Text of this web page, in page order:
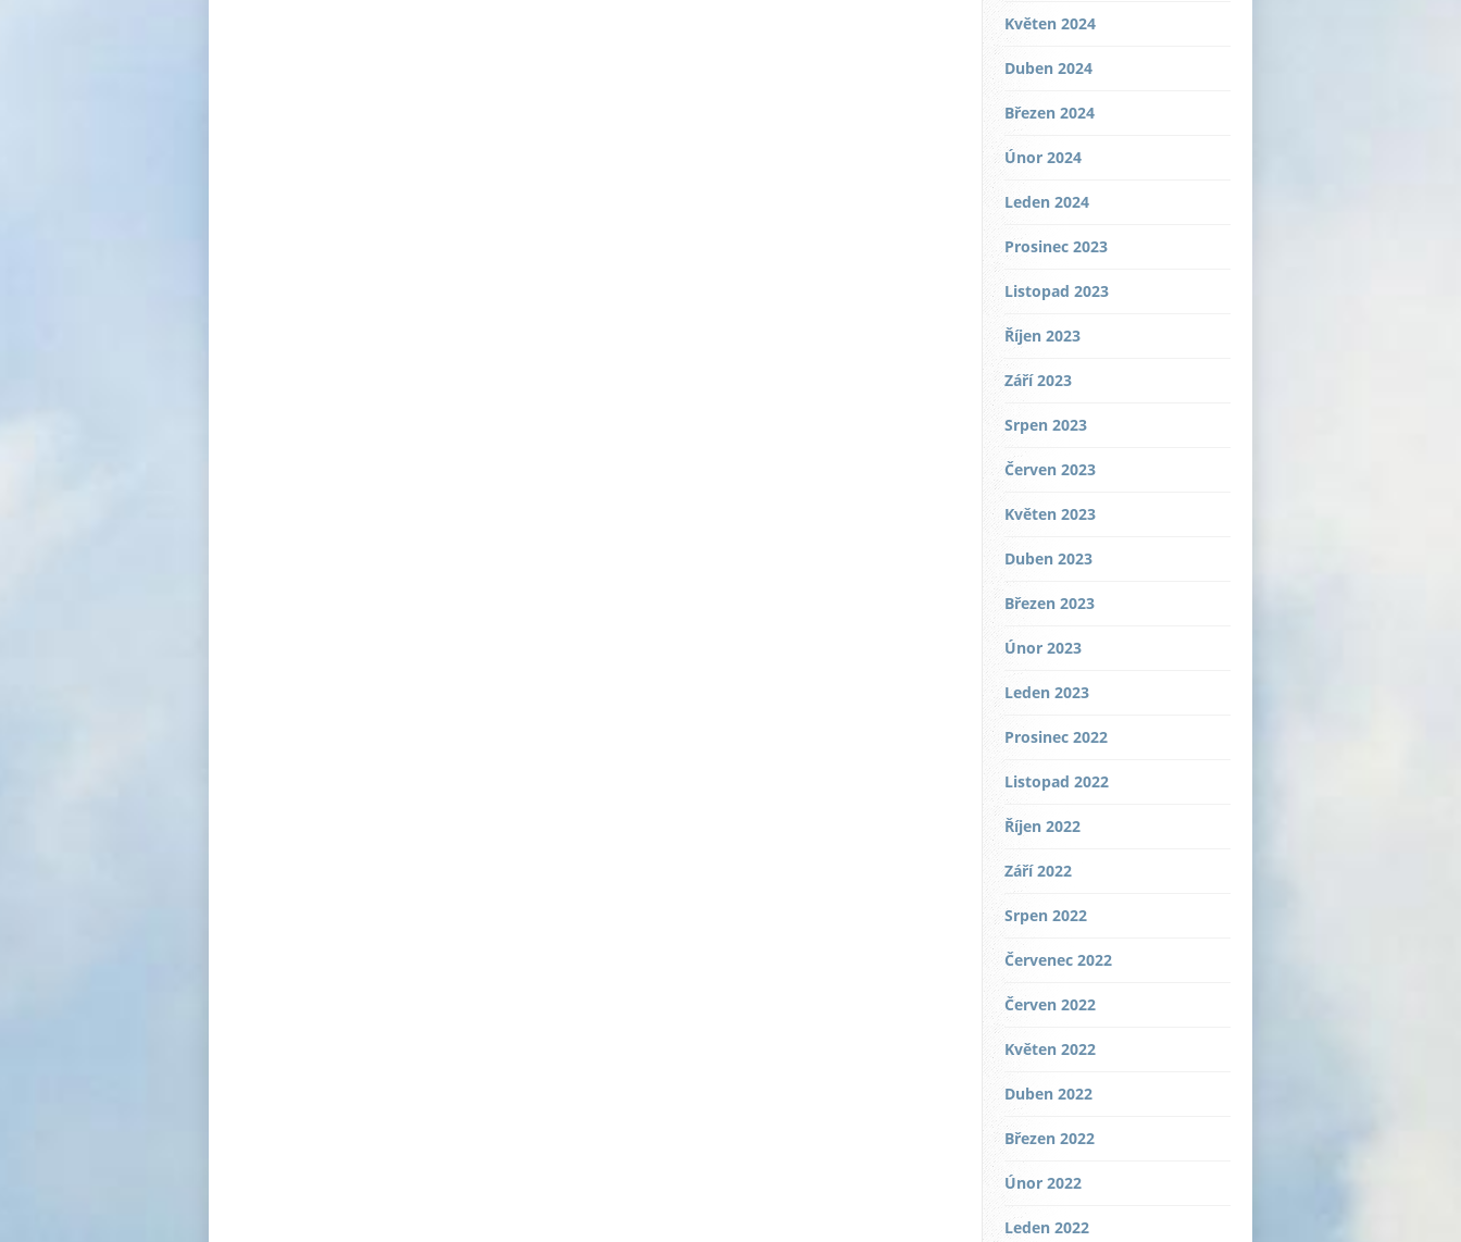
Květen 2024
Duben 2024
Březen 2024
Únor 2024
Leden 2024
Prosinec 2023
Listopad 2023
Říjen 2023
Září 2023
Srpen 2023
Červen 2023
Květen 2023
Duben 2023
Březen 2023
Únor 2023
Leden 2023
Prosinec 2022
Listopad 2022
Říjen 2022
Září 2022
Srpen 2022
Červenec 2022
Červen 2022
Květen 2022
Duben 2022
Březen 2022
Únor 2022
Leden 2022